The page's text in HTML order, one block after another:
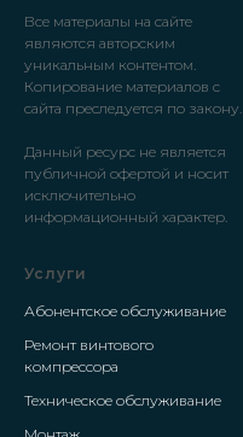
Все материалы на сайте
являются авторским
уникальным контентом.
Копирование материалов с
сайта преследуется по закону.
Данный ресурс не является
публичной офертой и носит
исключительно
информационный характер.
Услуги
Абонентское обслуживание
Ремонт винтового
компрессора
Техническое обслуживание